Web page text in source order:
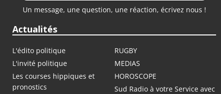
Un message, une question, une réaction, écrivez nous !
Actualités
L'édito politique
RUGBY
L'invité politique
MEDIAS
Les courses hippiques et
pronostics
HOROSCOPE
Sud Radio à votre Service avec